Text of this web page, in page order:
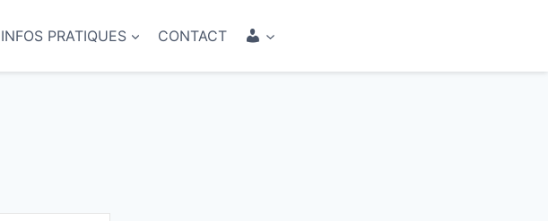
INFOS PRATIQUES CONTACT COMPTE